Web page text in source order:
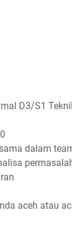
D3/S1
dalam
aceh atau